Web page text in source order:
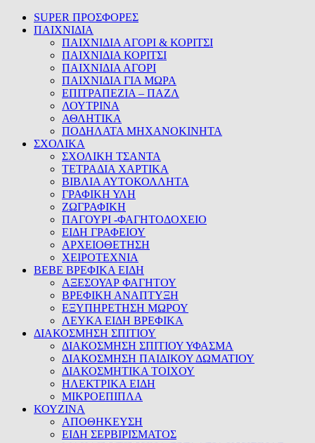
SUPER ΠΡΟΣΦΟΡΕΣ
ΠΑΙΧΝΙΔΙΑ
ΠΑΙΧΝΙΔΙΑ ΑΓΟΡΙ & ΚΟΡΙΤΣΙ
ΠΑΙΧΝΙΔΙΑ ΚΟΡΙΤΣΙ
ΠΑΙΧΝΙΔΙΑ ΑΓΟΡΙ
ΠΑΙΧΝΙΔΙΑ ΓΙΑ ΜΩΡΑ
ΕΠΙΤΡΑΠΕΖΙΑ – ΠΑΖΛ
ΛΟΥΤΡΙΝΑ
ΑΘΛΗΤΙΚΑ
ΠΟΔΗΛΑΤΑ ΜΗΧΑΝΟΚΙΝΗΤΑ
ΣΧΟΛΙΚΑ
ΣΧΟΛΙΚΗ ΤΣΑΝΤΑ
ΤΕΤΡΑΔΙΑ ΧΑΡΤΙΚΑ
ΒΙΒΛΙΑ ΑΥΤΟΚΟΛΛΗΤΑ
ΓΡΑΦΙΚΗ ΥΛΗ
ΖΩΓΡΑΦΙΚΗ
ΠΑΓΟΥΡΙ -ΦΑΓΗΤΟΔΟΧΕΙΟ
ΕΙΔΗ ΓΡΑΦΕΙΟΥ
ΑΡΧΕΙΟΘΕΤΗΣΗ
ΧΕΙΡΟΤΕΧΝΙΑ
BEBE ΒΡΕΦΙΚΑ ΕΙΔΗ
ΑΞΕΣΟΥΑΡ ΦΑΓΗΤΟΥ
ΒΡΕΦΙΚΗ ΑΝΑΠΤΥΞΗ
ΕΞΥΠΗΡΕΤΗΣΗ ΜΩΡΟΥ
ΛΕΥΚΑ ΕΙΔΗ ΒΡΕΦΙΚΑ
ΔΙΑΚΟΣΜΗΣΗ ΣΠΙΤΙΟΥ
ΔΙΑΚΟΣΜΗΣΗ ΣΠΙΤΙΟΥ ΥΦΑΣΜΑ
ΔΙΑΚΟΣΜΗΣΗ ΠΑΙΔΙΚΟΥ ΔΩΜΑΤΙΟΥ
ΔΙΑΚΟΣΜΗΤΙΚΑ ΤΟΙΧΟΥ
ΗΛΕΚΤΡΙΚΑ ΕΙΔΗ
ΜΙΚΡΟΕΠΙΠΛΑ
ΚΟΥΖΙΝΑ
ΑΠΟΘΗΚΕΥΣΗ
ΕΙΔΗ ΣΕΡΒΙΡΙΣΜΑΤΟΣ